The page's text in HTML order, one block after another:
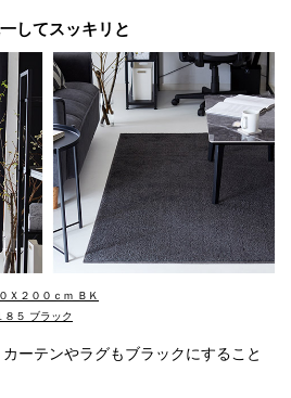
してスッキリと
Ｘ２００ｃｍ ＢＫ
５ ブラック
ーテンやラグもブラックにすること